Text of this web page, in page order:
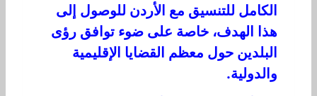
الكامل للتنسيق مع الأردن للوصول إلى
هذا الهدف، خاصة على ضوء توافق رؤى
البلدين حول معظم القضايا الإقليمية
والدولية.